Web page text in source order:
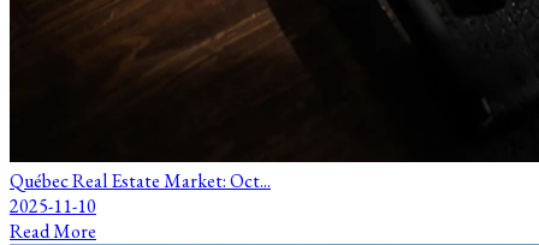
Québec Real Estate Market: Oct...
2025-11-10
Read More